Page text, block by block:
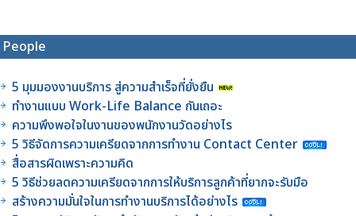
People
5 มุมมองงานบริการ สู่ความสำเร็จที่ยั่งยืน
ทำงานแบบ Work-Life Balance กันเถอะ
ความพึงพอใจในงานของพนักงานวัดอย่างไร
5 วิธีจัดการความเครียดจากการทำงาน Contact Center
สื่อสารผิดเพราะความคิด
5 วิธีช่วยลดความเครียดจากการให้บริการลูกค้าที่ยากจะรับมือ
สร้างความมั่นใจในการทำงานบริการได้อย่างไร